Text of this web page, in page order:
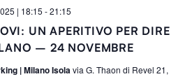
UN APERITIVO PER DIRE
– 24 NOVEMBRE
| 18:15 -21:15
| Milano Isola via G. Thaon di Revel 21,